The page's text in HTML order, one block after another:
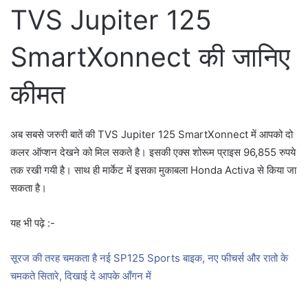
TVS Jupiter 125
SmartXonnect की जानिए
कीमत
अब सबसे जरुरी बातें की TVS Jupiter 125 SmartXonnect में आपको दो
कलर ऑप्शन देखने को मिल सकते है। इसकी एक्स शोरूम प्राइस 96,855 रुपये
तक रखी गयी है। साथ ही मार्केट में इसका मुकाबला Honda Activa से किया जा
सकता है।
यह भी पढ़े :-
सूरज की तरह चमकता है नई SP125 Sports बाइक, नए फीचर्स और रातो के
चमकते सितारे, दिखाई दे आपके आँगन में